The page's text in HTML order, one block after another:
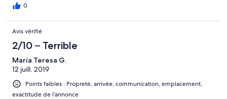
0
Avis vérifié
2/10 – Terrible
María Teresa G.
12 juill. 2019
Points faibles : Propreté, arrivée, communication, emplacement,
exactitude de l’annonce